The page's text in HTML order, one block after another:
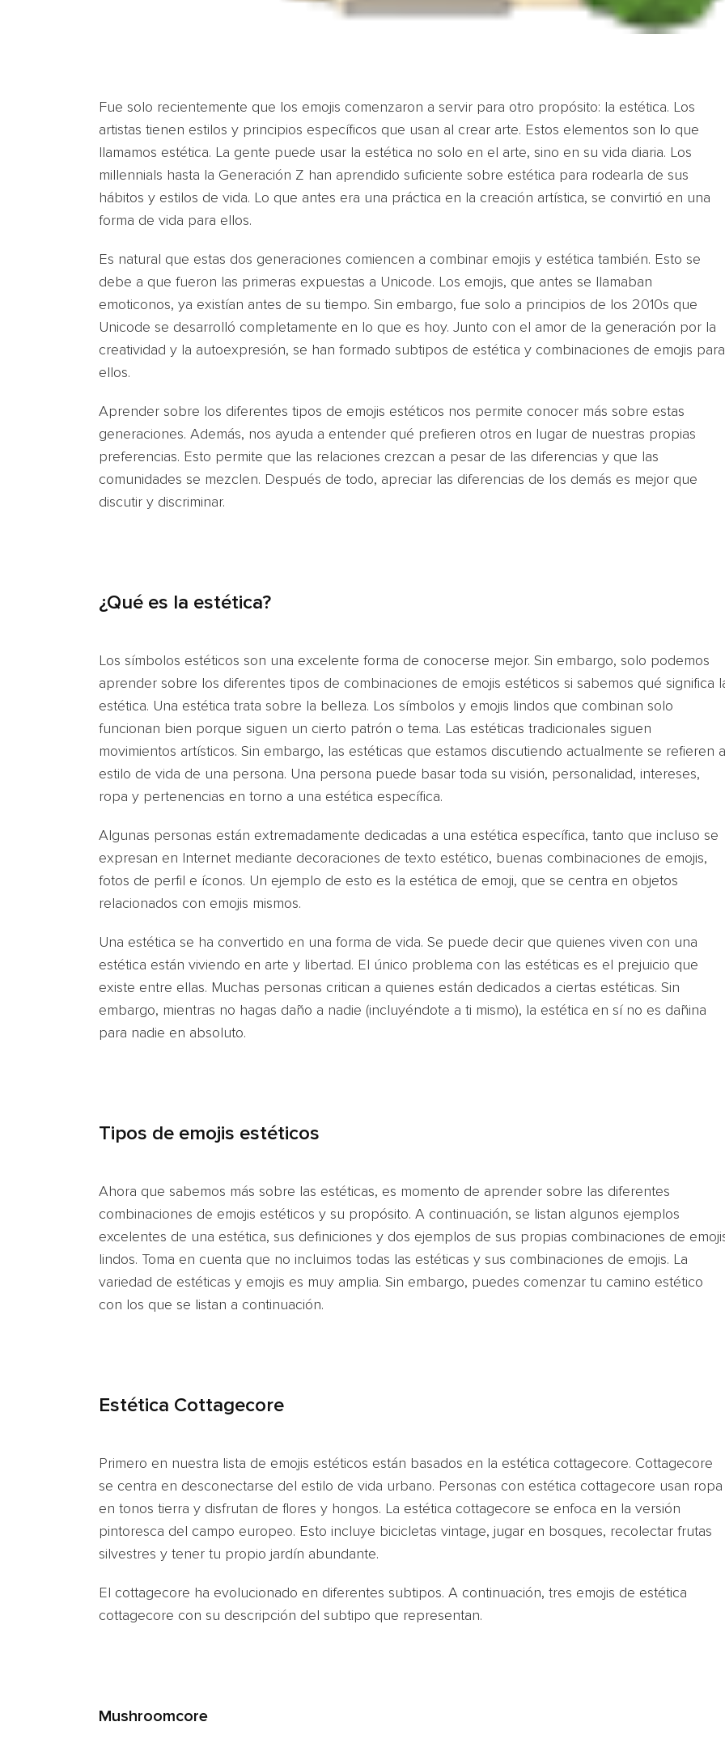
Fue solo recientemente que los emojis comenzaron a servir para otro propósito: la estética. Los
artistas tienen estilos y principios específicos que usan al crear arte. Estos elementos son lo que
llamamos estética. La gente puede usar la estética no solo en el arte, sino en su vida diaria. Los
millennials hasta la Generación Z han aprendido suficiente sobre estética para rodearla de sus
hábitos y estilos de vida. Lo que antes era una práctica en la creación artística, se convirtió en una
forma de vida para ellos.
Es natural que estas dos generaciones comiencen a combinar emojis y estética también. Esto se
debe a que fueron las primeras expuestas a Unicode. Los emojis, que antes se llamaban
emoticonos, ya existían antes de su tiempo. Sin embargo, fue solo a principios de los 2010s que
Unicode se desarrolló completamente en lo que es hoy. Junto con el amor de la generación por la
creatividad y la autoexpresión, se han formado subtipos de estética y combinaciones de emojis para
ellos.
Aprender sobre los diferentes tipos de emojis estéticos nos permite conocer más sobre estas
generaciones. Además, nos ayuda a entender qué prefieren otros en lugar de nuestras propias
preferencias. Esto permite que las relaciones crezcan a pesar de las diferencias y que las
comunidades se mezclen. Después de todo, apreciar las diferencias de los demás es mejor que
discutir y discriminar.
¿Qué es la estética?
Los símbolos estéticos son una excelente forma de conocerse mejor. Sin embargo, solo podemos
aprender sobre los diferentes tipos de combinaciones de emojis estéticos si sabemos qué significa
estética. Una estética trata sobre la belleza. Los símbolos y emojis lindos que combinan solo
funcionan bien porque siguen un cierto patrón o tema. Las estéticas tradicionales siguen
movimientos artísticos. Sin embargo, las estéticas que estamos discutiendo actualmente se refieren
estilo de vida de una persona. Una persona puede basar toda su visión, personalidad, intereses,
ropa y pertenencias en torno a una estética específica.
Algunas personas están extremadamente dedicadas a una estética específica, tanto que incluso se
expresan en Internet mediante decoraciones de texto estético, buenas combinaciones de emojis,
fotos de perfil e íconos. Un ejemplo de esto es la estética de emoji, que se centra en objetos
relacionados con emojis mismos.
Una estética se ha convertido en una forma de vida. Se puede decir que quienes viven con una
estética están viviendo en arte y libertad. El único problema con las estéticas es el prejuicio que
existe entre ellas. Muchas personas critican a quienes están dedicados a ciertas estéticas. Sin
embargo, mientras no hagas daño a nadie (incluyéndote a ti mismo), la estética en sí no es dañina
para nadie en absoluto.
Tipos de emojis estéticos
Ahora que sabemos más sobre las estéticas, es momento de aprender sobre las diferentes
combinaciones de emojis estéticos y su propósito. A continuación, se listan algunos ejemplos
excelentes de una estética, sus definiciones y dos ejemplos de sus propias combinaciones de
lindos. Toma en cuenta que no incluimos todas las estéticas y sus combinaciones de emojis. La
variedad de estéticas y emojis es muy amplia. Sin embargo, puedes comenzar tu camino estético
con los que se listan a continuación.
Estética Cottagecore
Primero en nuestra lista de emojis estéticos están basados en la estética cottagecore. Cottagecore
se centra en desconectarse del estilo de vida urbano. Personas con estética cottagecore usan ropa
en tonos tierra y disfrutan de flores y hongos. La estética cottagecore se enfoca en la versión
pintoresca del campo europeo. Esto incluye bicicletas vintage, jugar en bosques, recolectar frutas
silvestres y tener tu propio jardín abundante.
El cottagecore ha evolucionado en diferentes subtipos. A continuación, tres emojis de estética
cottagecore con su descripción del subtipo que representan.
Mushroomcore